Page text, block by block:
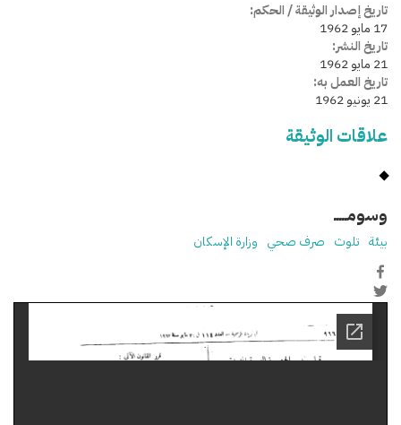
تاريخ إصدار الوثيقة / الحكم:
17 مايو 1962
تاريخ النشر:
21 مايو 1962
تاريخ العمل به:
21 يونيو 1962
علاقات الوثيقة
وسومـــــ
بيئة تلوث صرف صحي وزارة الإسكان